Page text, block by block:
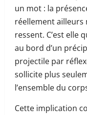
un mot : la
réellement ailleurs
ressent. C’est elle
au bord d’un
projectile par
sollicite plus
l’ensemble du
Cette implication